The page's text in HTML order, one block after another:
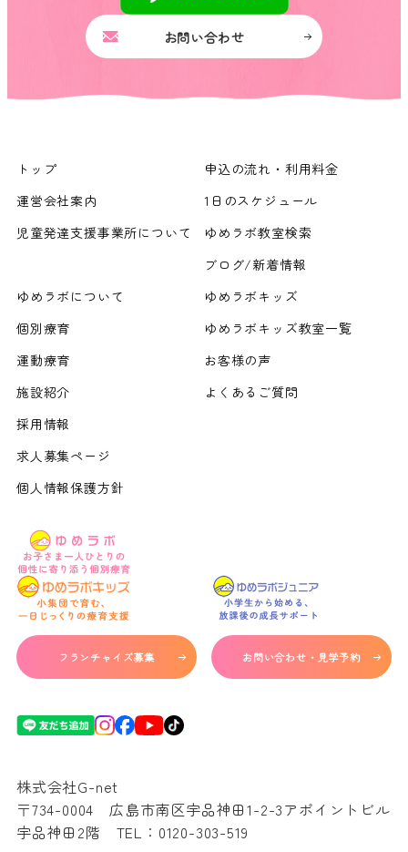
お問い合わせ
トップ
運営会社案内
児童発達支援事業所について
申込の流れ・利用料金
1日のスケジュール
ゆめラボ教室検索
ブログ/新着情報
ゆめラボについて
個別療育
運動療育
施設紹介
ゆめラボキッズ
ゆめラボキッズ教室一覧
お客様の声
よくあるご質問
採用情報
求人募集ページ
個人情報保護方針
フランチャイズ募集 お問い合わせ・見学予約
株式会社G-net
〒734-0004 広島市南区宇品神田1-2-3アポイントビル
宇品神田2階 TEL： 0120-303-519